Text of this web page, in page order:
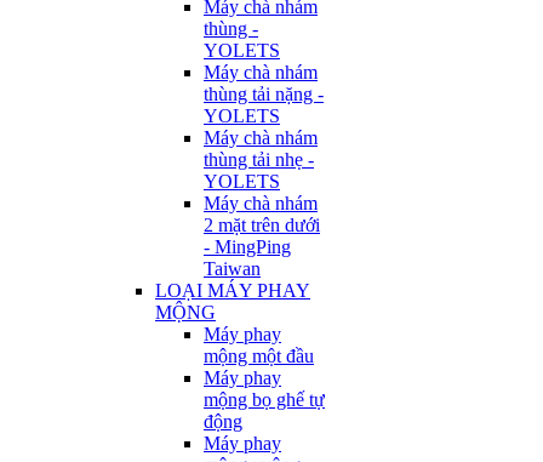
Máy chà nhám
thùng -
YOLETS
Máy chà nhám
thùng tải nặng -
YOLETS
Máy chà nhám
thùng tải nhẹ -
YOLETS
Máy chà nhám
2 mặt trên dưới
- MingPing
Taiwan
LOẠI MÁY PHAY
MỘNG
Máy phay
mộng một đầu
Máy phay
mộng bọ ghế tự
động
Máy phay